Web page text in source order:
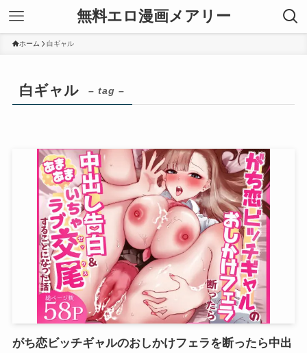
無料エロ漫画メアリー
ホーム 白ギャル
白ギャル – tag –
がち恋ビッチギャルのおしかけフェラを断ったら中出